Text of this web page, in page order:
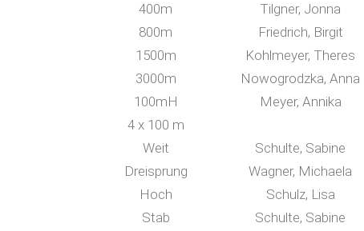
400m
Tilgner, Jonna
800m
Friedrich, Birgit
1500m
Kohlmeyer, Theres
3000m
Nowogrodzka, Anna
100mH
Meyer, Annika
4 x 100 m
Weit
Schulte, Sabine
Dreisprung
Wagner, Michaela
Hoch
Schulz, Lisa
Stab
Schulte, Sabine